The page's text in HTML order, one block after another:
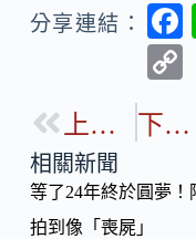
分享連結：
bp
上一篇 下一篇
相關新聞
等了24年終於圓夢
拍到像「喪屍」